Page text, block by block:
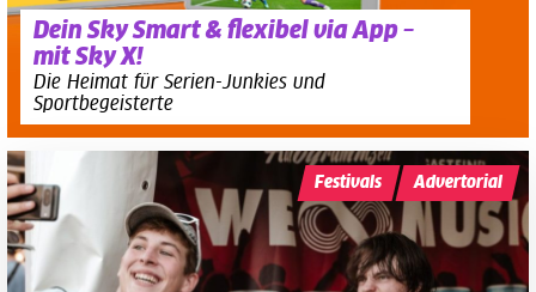
Dein Sky Smart & flexibel via App –
mit Sky X!
Die Heimat für Serien-Junkies und
Sportbegeisterte
Festivals Advertorial